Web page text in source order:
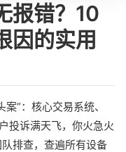
报错？10
因的实用
”：核心交易系统、
投诉满天飞，你火急火
排查，查遍所有设备